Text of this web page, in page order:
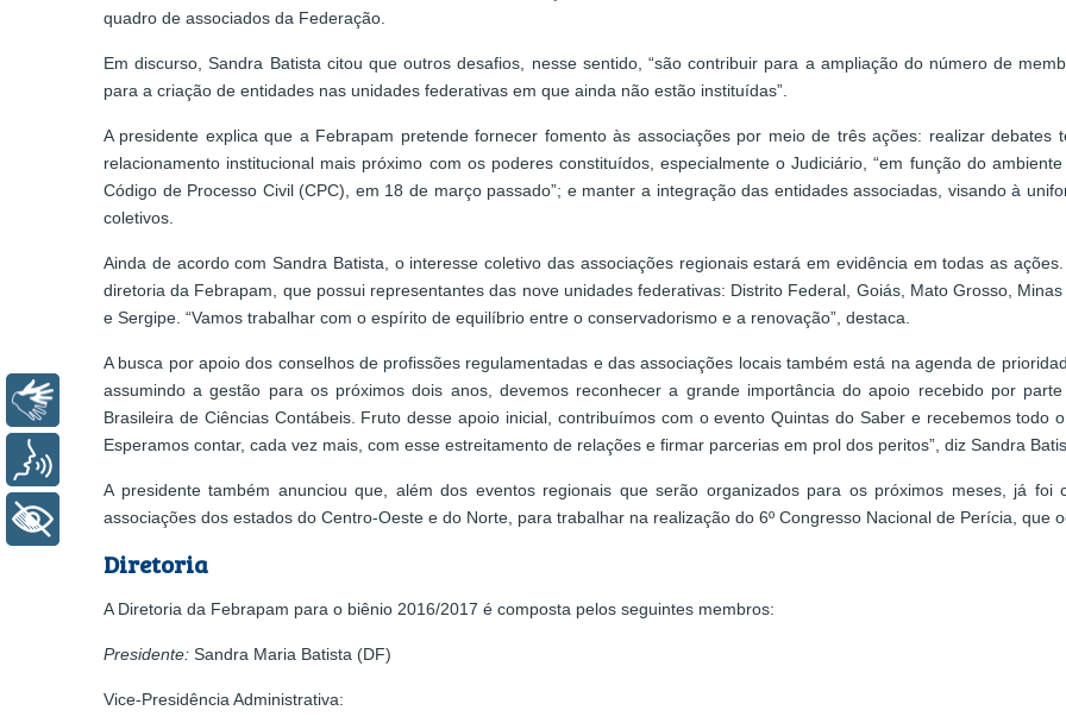
quadro de associados da Federação.
Em discurso, Sandra Batista citou que outros desafios, nesse sentido, “são contribuir para a ampliação do número de
para a criação de entidades nas unidades federativas em que ainda não estão instituídas”.
A presidente explica que a Febrapam pretende fornecer fomento às associações por meio de três ações: realizar
relacionamento institucional mais próximo com os poderes constituídos, especialmente o Judiciário, “em função do
Código de Processo Civil (CPC), em 18 de março passado”; e manter a integração das entidades associadas, visando à
coletivos.
Ainda de acordo com Sandra Batista, o interesse coletivo das associações regionais estará em evidência em todas as
diretoria da Febrapam, que possui representantes das nove unidades federativas: Distrito Federal, Goiás, Mato Grosso,
e Sergipe. “Vamos trabalhar com o espírito de equilíbrio entre o conservadorismo e a renovação”, destaca.
A busca por apoio dos conselhos de profissões regulamentadas e das associações locais também está na agenda de
assumindo a gestão para os próximos dois anos, devemos reconhecer a grande importância do apoio recebido por
Brasileira de Ciências Contábeis. Fruto desse apoio inicial, contribuímos com o evento Quintas do Saber e recebemos todo
Esperamos contar, cada vez mais, com esse estreitamento de relações e firmar parcerias em prol dos peritos”, diz Sandra
A presidente também anunciou que, além dos eventos regionais que serão organizados para os próximos meses, já foi
associações dos estados do Centro-Oeste e do Norte, para trabalhar na realização do 6º Congresso Nacional de Perícia, que
Diretoria
A Diretoria da Febrapam para o biênio 2016/2017 é composta pelos seguintes membros:
Presidente: Sandra Maria Batista (DF)
Vice-Presidência Administrativa:
Libras
+ Acessibilidade